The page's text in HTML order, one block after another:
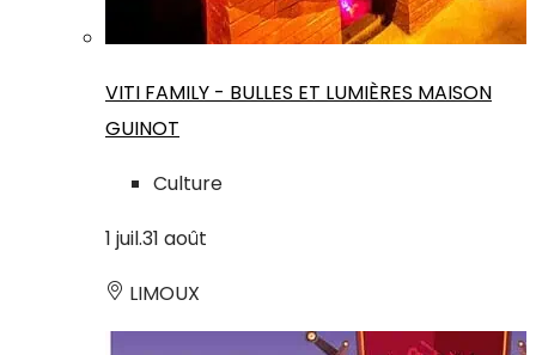
VITI FAMILY - BULLES ET LUMIÈRES MAISON
GUINOT
Culture
1 juil.31 août
LIMOUX